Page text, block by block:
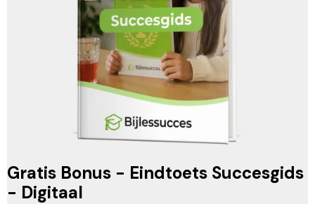
Gratis Bonus - Eindtoets Succesgids
- Digitaal